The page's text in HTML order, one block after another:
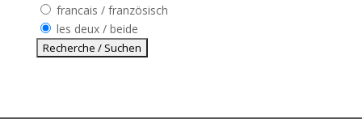
francais / französisch
les deux / beide